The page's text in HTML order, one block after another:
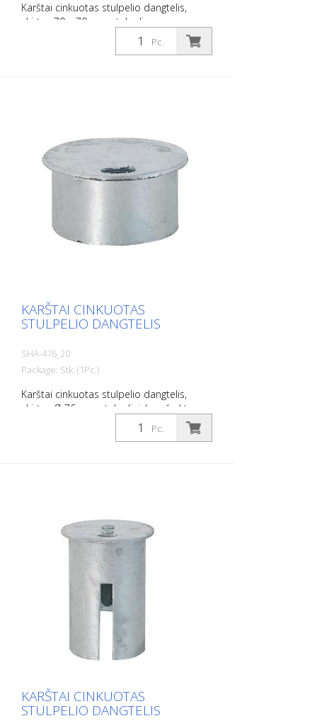
Karštai cinkuotas stulpelio dangtelis,
skirtas 70 x 70 mm stulpeliams, su
spyruokliniu užraktu, tinka įžeminimo
lizdui, gaminio Nr. 470.10, atidaromas
Pc.
KARŠTAI CINKUOTAS
STULPELIO DANGTELIS
SHA-476_20
Package: Stk. (1Pc.)
Karštai cinkuotas stulpelio dangtelis,
skirtas Ø 76 mm stulpeliui, be užrakto,
tinka įžeminimo lizdui, art. Nr. 476.10 ir
Pc.
KARŠTAI CINKUOTAS
STULPELIO DANGTELIS